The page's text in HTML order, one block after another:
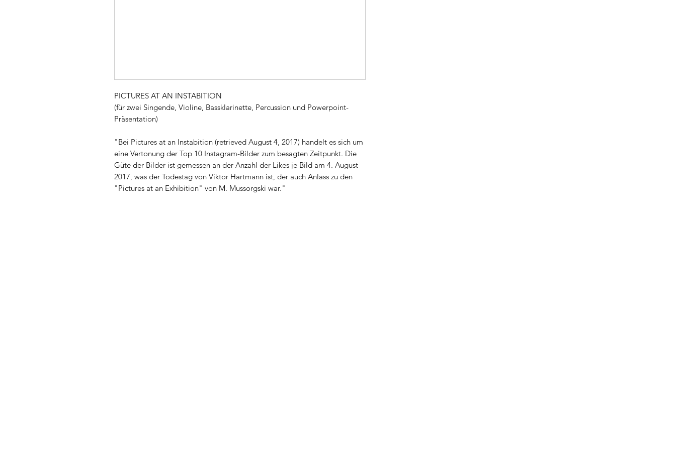
PICTURES AT AN INSTABITION
(für zwei Singende, Violine, Bassklarinette, Percussion und Powerpoint-
Präsentation)
"Bei Pictures at an Instabition (retrieved August 4, 2017) handelt es sich um
eine Vertonung der Top 10 Instagram-Bilder zum besagten Zeitpunkt. Die
Güte der Bilder ist gemessen an der Anzahl der Likes je Bild am 4. August
2017, was der Todestag von Viktor Hartmann ist, der auch Anlass zu den
"Pictures at an Exhibition" von M. Mussorgski war."